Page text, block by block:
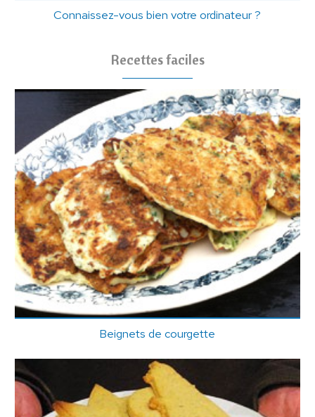
Connaissez-vous bien votre ordinateur ?
Recettes faciles
Beignets de courgette